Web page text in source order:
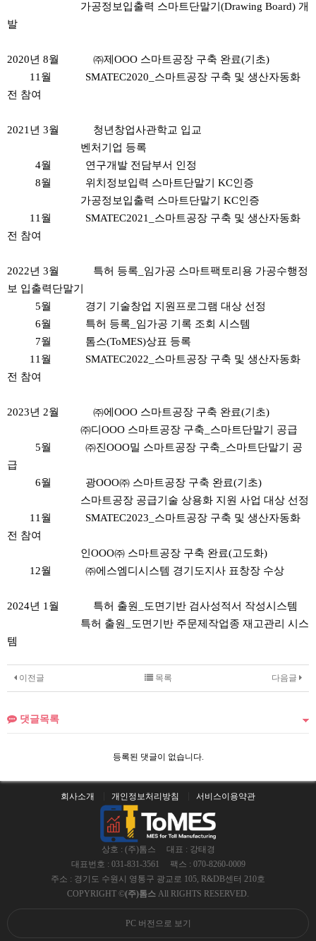
가공정보입출력 스마트단말기(Drawing Board) 개
발
2020년 8월 ㈜제OOO 스마트공장 구축 완료(기초)
11월 SMATEC2020_스마트공장 구축 및 생산자동화
전 참여
2021년 3월 청년창업사관학교 입교
벤처기업 등록
4월 연구개발 전담부서 인정
8월 위치정보입력 스마트단말기 KC인증
가공정보입출력 스마트단말기 KC인증
11월 SMATEC2021_스마트공장 구축 및 생산자동화
전 참여
2022년 3월 특허 등록_임가공 스마트팩토리용 가공수행정
보 입출력단말기
5월 경기 기술창업 지원프로그램 대상 선정
6월 특허 등록_임가공 기록 조회 시스템
7월 톰스(ToMES)상표 등록
11월 SMATEC2022_스마트공장 구축 및 생산자동화
전 참여
2023년 2월 ㈜에OOO 스마트공장 구축 완료(기초)
㈜디OOO 스마트공장 구축_스마트단말기 공급
5월 ㈜진OOO밀 스마트공장 구축_스마트단말기 공
급
6월 광OOO㈜ 스마트공장 구축 완료(기초)
스마트공장 공급기술 상용화 지원 사업 대상 선정
11월 SMATEC2023_스마트공장 구축 및 생산자동화
전 참여
인OOO㈜ 스마트공장 구축 완료(고도화)
12월 ㈜에스엠디시스템 경기도지사 표창장 수상
2024년 1월 특허 출원_도면기반 검사성적서 작성시스템
특허 출원_도면기반 주문제작업종 재고관리 시스
템
이전글 다음글
목록
댓글목록
등록된 댓글이 없습니다.
회사소개 개인정보처리방침 서비스이용약관
상호 : (주)톰스
대표 : 강태경
대표번호 : 031-831-3561
팩스 : 070-8260-0009
주소 : 경기도 수원시 영통구 광교로 105, R&DB센터 210호
COPYRIGHT ©(주)톰스 All RIGHTS RESERVED.
PC 버전으로 보기